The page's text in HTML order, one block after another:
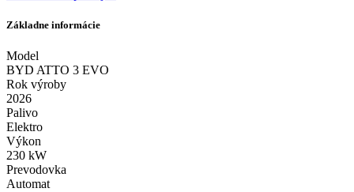
Základne informácie
Model
BYD ATTO 3 EVO
Rok výroby
2026
Palivo
Elektro
Výkon
230 kW
Prevodovka
Automat